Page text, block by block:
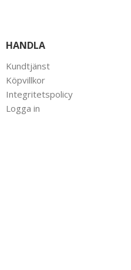
HANDLA
Kundtjänst
Köpvillkor
Integritetspolicy
Logga in